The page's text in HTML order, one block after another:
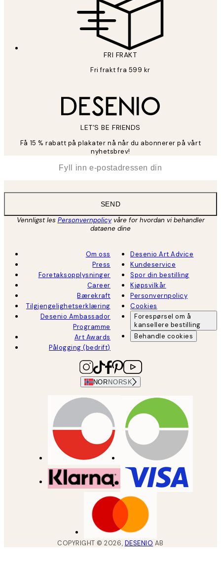
FRI FRAKT
Fri frakt fra 599 kr
LET’S BE FRIENDS
Få 15 % rabatt på plakater nå når du abonnerer på vårt
nyhetsbrev!
SEND
Vennligst les Personvernpolicyvåre for hvordan vi behandler
dataene dine
Om oss
Press
Foretaksopplysninger
Career
Bærekraft
Tilgjengelighetserklæring
Desenio Ambassador
Programme
Art Awards
Pålogging (bedrift)
Desenio Art Advice
Kundeservice
Spor din bestilling
Kjøpsvilkår
Personvernpolicy
Cookies
Forespørsel om å
kansellere bestilling
Behandle cookies
NOR NORSK
COPYRIGHT ©2026, DESENIO AB